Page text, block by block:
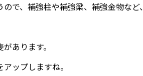
で、補強柱や補強梁、補強金物など、
あります。
ップしますね。